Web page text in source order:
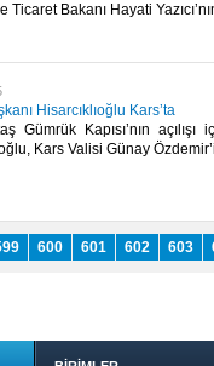
Ticaret Bakanı Hayati
Hisarcıklıoğlu Kars’ta
Gümrük Kapısı’nın
Kars Valisi Günay
600 601 602 603